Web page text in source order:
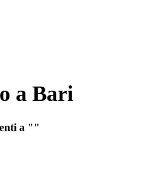
a Bari
a ""